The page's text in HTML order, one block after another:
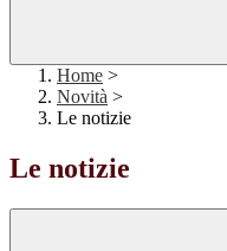
Home >
Novità >
Le notizie
Le notizie